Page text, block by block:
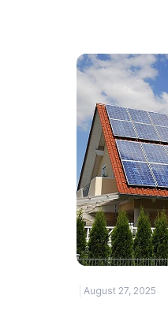
August 27, 2025